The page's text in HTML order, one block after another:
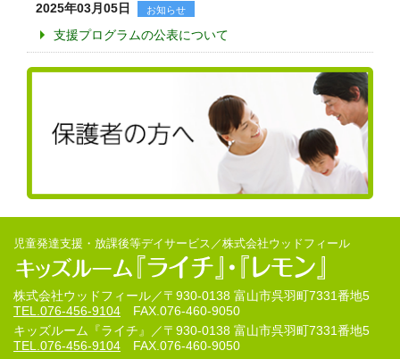
2025年03月05日 お知らせ
支援プログラムの公表について
児童発達支援・放課後等デイサービス／株式会社ウッドフィール
株式会社ウッドフィール／〒930-0138 富山市呉羽町7331番地5
TEL.076-456-9104 FAX.076-460-9050
キッズルーム『ライチ』／〒930-0138 富山市呉羽町7331番地5
TEL.076-456-9104 FAX.076-460-9050